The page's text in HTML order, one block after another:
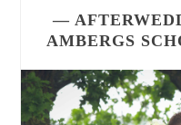
—
AMBERGS